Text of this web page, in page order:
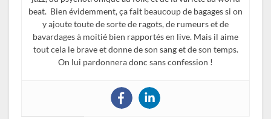
beat. Bien évidemment, ça fait beaucoup de bagages si on
y ajoute toute de sorte de ragots, de rumeurs et de
bavardages à moitié bien rapportés en live. Mais il aime
tout cela le brave et donne de son sang et de son temps.
On lui pardonnera donc sans confession !